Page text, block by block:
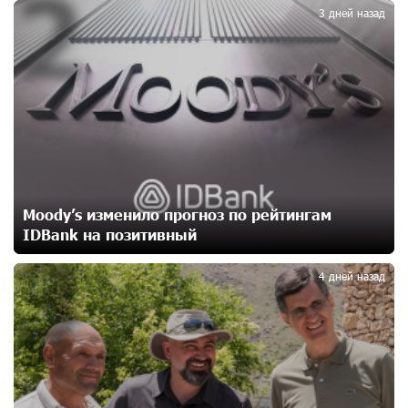
Никогда Нагорный Карабах не был в составе
независимого Азербайджана. Аршак Карапетян
13 дней назад
Бывший премьер-министр Словакии обратился к
президенту страны с просьбой содействовать
освобождению армянских заключенных,
Против кого вооружается Азербайджан? Аршак
Карапетян
17 дней назад
При поддержке Ucom в спортивной школе Вайка
установлена солнечная электростанция мощностью
15 кВт
17 дней назад
Moody’s изменило прогноз по рейтингам
IDBank на позитивный
3 дней назад
2
4 дней назад
3